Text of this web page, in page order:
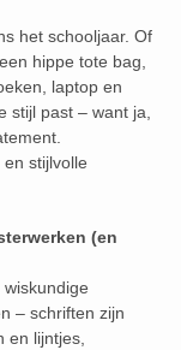
het schooljaar. Of
hippe tote bag,
laptop en
stijl past – want ja,
stijlvolle
(en
– schriften zijn
en lijntjes,